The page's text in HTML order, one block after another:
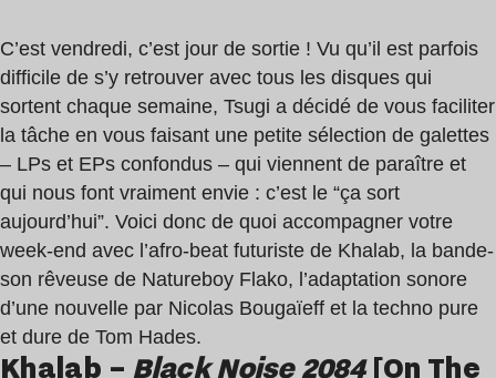
C’est vendredi, c’est jour de sortie ! Vu qu’il est parfois
difficile de s’y retrouver avec tous les disques qui
sortent chaque semaine, Tsugi a décidé de vous faciliter
la tâche en vous faisant une petite sélection de galettes
– LPs et EPs confondus – qui viennent de paraître et
qui nous font vraiment envie : c’est le “ça sort
aujourd’hui”. Voici donc de quoi accompagner votre
week-end avec l’afro-beat futuriste de Khalab, la bande-
son rêveuse de Natureboy Flako, l’adaptation sonore
d’une nouvelle par Nicolas Bougaïeff et la techno pure
et dure de Tom Hades.
Khalab – Black Noise 2084[On The